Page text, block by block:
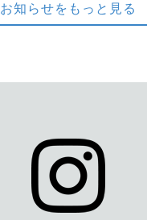
お知らせをもっと見る